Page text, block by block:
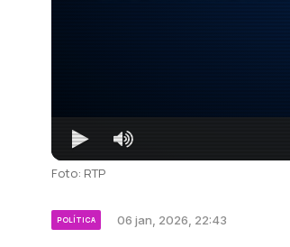
Foto: RTP
POLÍTICA 06 jan, 2026, 22:43